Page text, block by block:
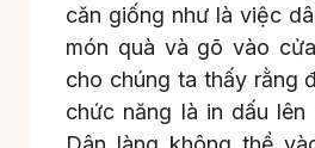
căn giống như là việc
món quà và gõ vào
cho chúng ta thấy rằng
chức năng là in dấu lên